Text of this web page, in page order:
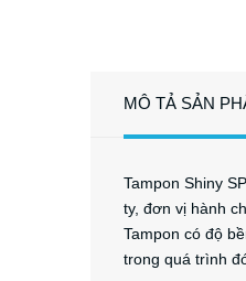
MÔ TẢ SẢN
Tampon Shiny
ty, đơn vị hành
Tampon có độ
trong quá trình